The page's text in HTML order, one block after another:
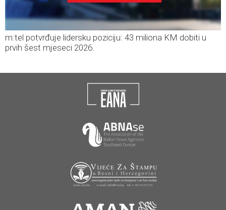
m:tel potvrđuje lidersku poziciju: 43 miliona KM dobiti u
prvih šest mjeseci 2026.